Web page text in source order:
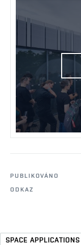
PUBLIKOVÁNO
ODKAZ
SPACE APPLICATIONS